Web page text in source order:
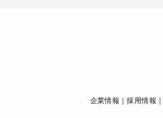
企業情報 採用情報